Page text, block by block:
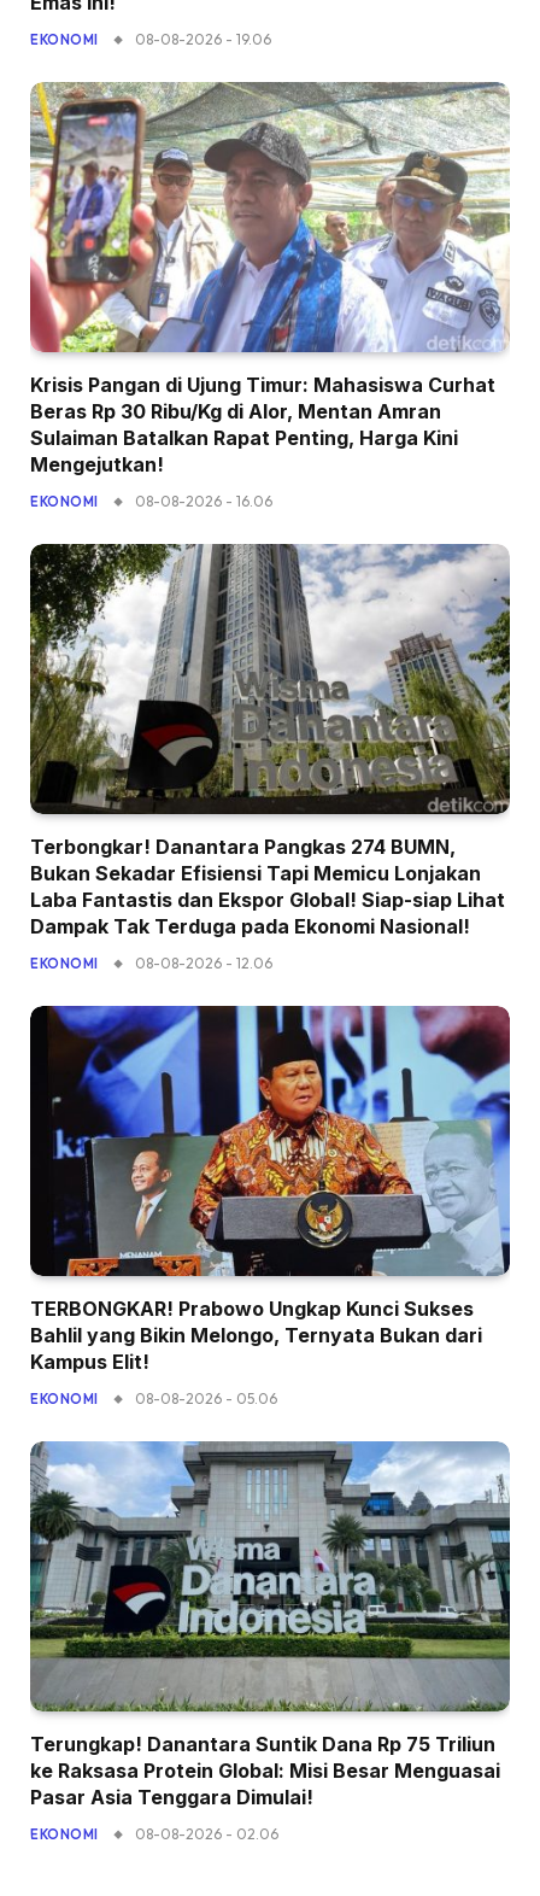
EKONOMI 08-08-2026 - 19.06
Krisis Pangan di Ujung Timur: Mahasiswa Curhat
Beras Rp 30 Ribu/Kg di Alor, Mentan Amran
Sulaiman Batalkan Rapat Penting, Harga Kini
Mengejutkan!
EKONOMI 08-08-2026 - 16.06
Terbongkar! Danantara Pangkas 274 BUMN,
Bukan Sekadar Efisiensi Tapi Memicu Lonjakan
Laba Fantastis dan Ekspor Global! Siap-siap Lihat
Dampak Tak Terduga pada Ekonomi Nasional!
EKONOMI 08-08-2026 - 12.06
TERBONGKAR! Prabowo Ungkap Kunci Sukses
Bahlil yang Bikin Melongo, Ternyata Bukan dari
Kampus Elit!
EKONOMI 08-08-2026 - 05.06
Terungkap! Danantara Suntik Dana Rp 75 Triliun
ke Raksasa Protein Global: Misi Besar Menguasai
Pasar Asia Tenggara Dimulai!
EKONOMI 08-08-2026 - 02.06